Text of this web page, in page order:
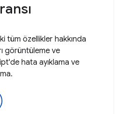
tüm özellikler hakkında
görüntüleme ve
hata ayıklama ve